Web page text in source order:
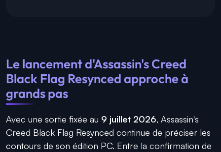
Le lancement d'Assassin's Creed
Black Flag Resynced approche à
grands pas
Avec une sortie fixée au 9 juillet 2026, Assassin's
Creed Black Flag Resynced continue de préciser les
contours de son édition PC. Entre la confirmation de